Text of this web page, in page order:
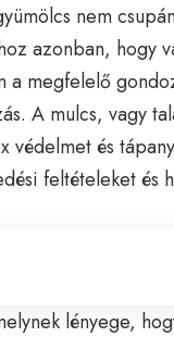
nem
azonban, hogy
megfelelő
A mulcs, vagy
és
feltételeket és
lényege,